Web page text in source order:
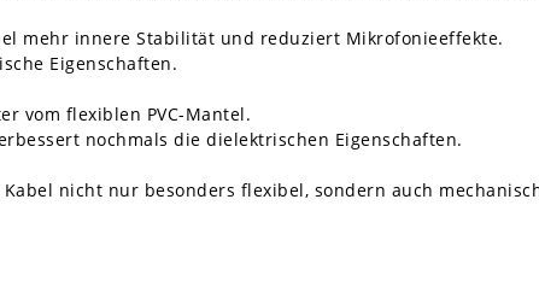
mehr innere Stabilität und reduziert Mikrofonieeffekte.
Eigenschaften.
vom flexiblen PVC-Mantel.
nochmals die dielektrischen Eigenschaften.
nicht nur besonders flexibel, sondern auch